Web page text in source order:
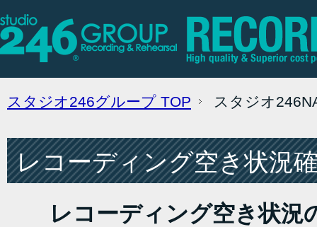
スタジオ246グループ TOP スタジオ
レコーディング空き状況
レコーディング空き状況